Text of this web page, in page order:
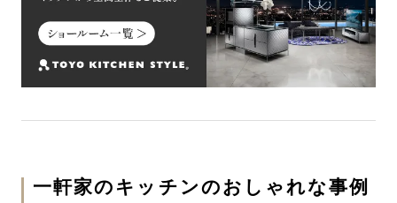
一軒家のキッチンのおしゃれな事例